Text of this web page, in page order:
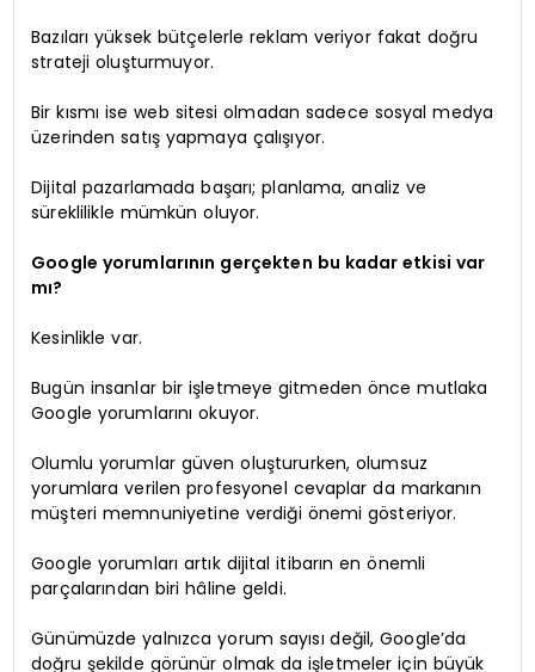
Bazıları yüksek bütçelerle reklam veriyor fakat doğru
strateji oluşturmuyor.
Bir kısmı ise web sitesi olmadan sadece sosyal medya
üzerinden satış yapmaya çalışıyor.
Dijital pazarlamada başarı; planlama, analiz ve
süreklilikle mümkün oluyor.
Google yorumlarının gerçekten bu kadar etkisi var
mı?
Kesinlikle var.
Bugün insanlar bir işletmeye gitmeden önce mutlaka
Google yorumlarını okuyor.
Olumlu yorumlar güven oluştururken, olumsuz
yorumlara verilen profesyonel cevaplar da markanın
müşteri memnuniyetine verdiği önemi gösteriyor.
Google yorumları artık dijital itibarın en önemli
parçalarından biri hâline geldi.
Günümüzde yalnızca yorum sayısı değil, Google’da
doğru şekilde görünür olmak da işletmeler için büyük